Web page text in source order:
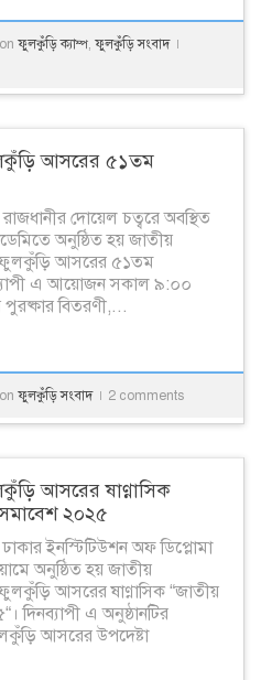
on ফুলকুঁড়ি ক্যাম্প, ফুলকুঁড়ি সংবাদ
আসরের ৫১তম
দোয়েল চত্বরে অবস্থিত
অনুষ্ঠিত হয় জাতীয়
ফুলকুঁড়ি আসরের ৫১তম
এ আয়োজন সকাল ৯:০০
পুরষ্কার বিতরণী,...
on ফুলকুঁড়ি সংবাদ 2 comments
আসরের ষাণ্মাসিক
সমাবেশ ২০২৫
ইনস্টিটিউশন অফ ডিপ্লোমা
অনুষ্ঠিত হয় জাতীয়
আসরের ষাণ্মাসিক “জাতীয়
দিনব্যাপী এ অনুষ্ঠানটির
আসরের উপদেষ্টা